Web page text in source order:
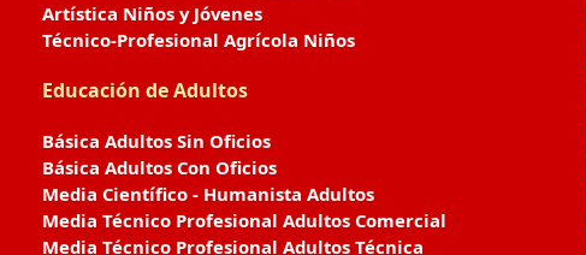
Artística Niños y Jóvenes
Técnico-Profesional Agrícola Niños
Educación de Adultos
Básica Adultos Sin Oficios
Básica Adultos Con Oficios
Media Científico - Humanista Adultos
Media Técnico Profesional Adultos Comercial
Media Técnico Profesional Adultos Técnica